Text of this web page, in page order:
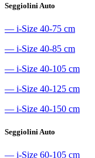
Seggiolini Auto
― i-Size 40-75 cm
― i-Size 40-85 cm
― i-Size 40-105 cm
― i-Size 40-125 cm
― i-Size 40-150 cm
Seggiolini Auto
― i-Size 60-105 cm